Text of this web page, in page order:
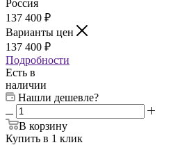
Россия
137 400 ₽
Варианты цен
137 400 ₽
Подробности
Есть в
наличии
Нашли дешевле?
В корзину
Купить в 1 клик